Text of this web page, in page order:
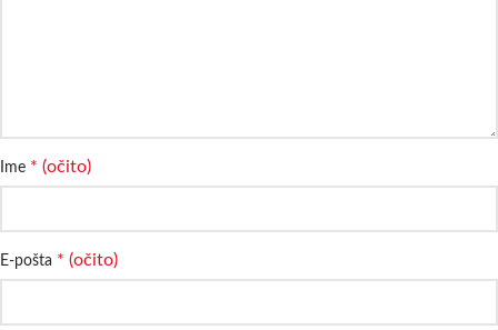
Ime * (očito)
E-pošta * (očito)